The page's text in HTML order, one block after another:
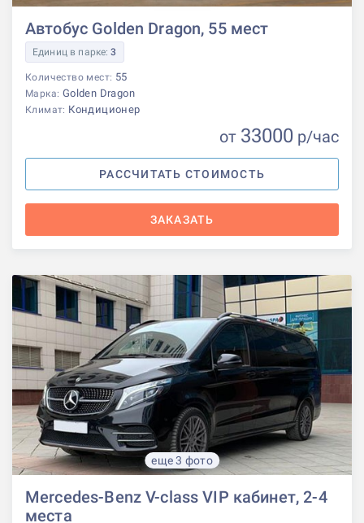
Автобус Golden Dragon, 55 мест
Единиц в парке:3
Количество мест: 55
Марка: Golden Dragon
Климат: Кондиционер
от 33000 р/час
РАССЧИТАТЬ СТОИМОСТЬ
ЗАКАЗАТЬ
еще 3 фото
Mercedes-Benz V-class VIP кабинет, 2-4
места